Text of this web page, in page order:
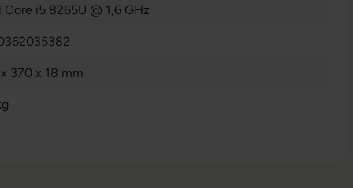
Core i5 8265U @ 1,6 GHz
370 x 18 mm